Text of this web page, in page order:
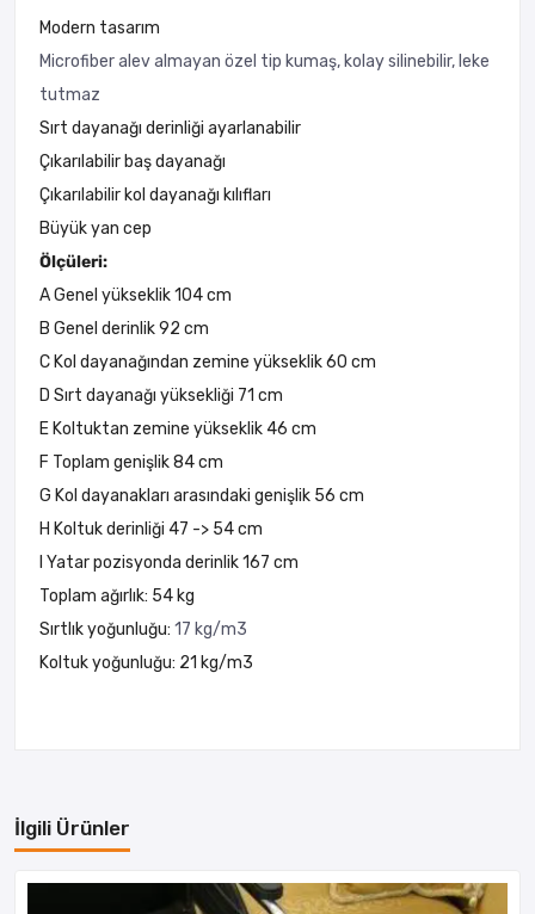
Modern tasarım
Microfiber alev almayan özel tip kumaş, kolay silinebilir, leke
tutmaz
Sırt dayanağı derinliği ayarlanabilir
Çıkarılabilir baş dayanağı
Çıkarılabilir kol dayanağı kılıfları
Büyük yan cep
Ölçüleri:
A Genel yükseklik 104 cm
B Genel derinlik 92 cm
C Kol dayanağından zemine yükseklik 60 cm
D Sırt dayanağı yüksekliği 71 cm
E Koltuktan zemine yükseklik 46 cm
F Toplam genişlik 84 cm
G Kol dayanakları arasındaki genişlik 56 cm
H Koltuk derinliği 47 -> 54 cm
I Yatar pozisyonda derinlik 167 cm
Toplam ağırlık: 54 kg
Sırtlık yoğunluğu: 17 kg/m3
Koltuk yoğunluğu: 21 kg/m3
İlgili Ürünler